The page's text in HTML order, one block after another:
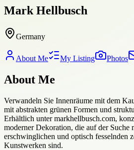
Mark Hellbusch
Germany
About Me My Listing Photos
About Me
Verwandeln Sie Innenräume mit dem
mit abstrakten grünen Formen und
Erhältlich unter markhellbusch.com,
moderner Dekoration, die auf der Suche
erschwinglichen und optisch fesselnden
Kunstwerken sind.